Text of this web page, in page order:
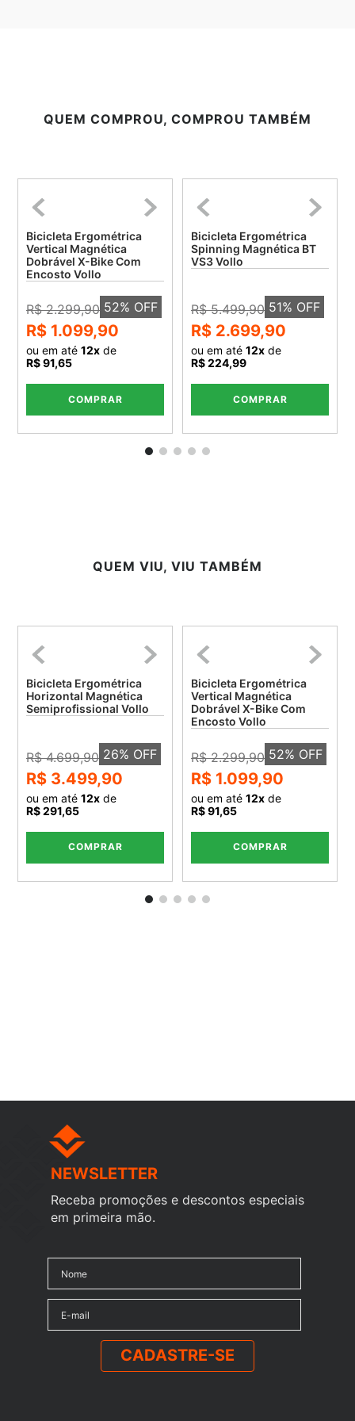
QUEM COMPROU, COMPROU TAMBÉM
Bicicleta Ergométrica
Vertical Magnética
Dobrável X-Bike Com
Encosto Vollo
R$ 2.299,90 52% OFF
R$ 1.099,90
ou em até 12x de
R$ 91,65
COMPRAR
Bicicleta Ergométrica
Spinning Magnética BT
VS3 Vollo
R$ 5.499,90 51% OFF
R$ 2.699,90
ou em até 12x de
R$ 224,99
COMPRAR
QUEM VIU, VIU TAMBÉM
Bicicleta Ergométrica
Horizontal Magnética
Semiprofissional Vollo
R$ 4.699,90 26% OFF
R$ 3.499,90
ou em até 12x de
R$ 291,65
COMPRAR
Bicicleta Ergométrica
Vertical Magnética
Dobrável X-Bike Com
Encosto Vollo
R$ 2.299,90 52% OFF
R$ 1.099,90
ou em até 12x de
R$ 91,65
COMPRAR
NEWSLETTER
Receba promoções e descontos especiais
em primeira mão.
CADASTRE-SE